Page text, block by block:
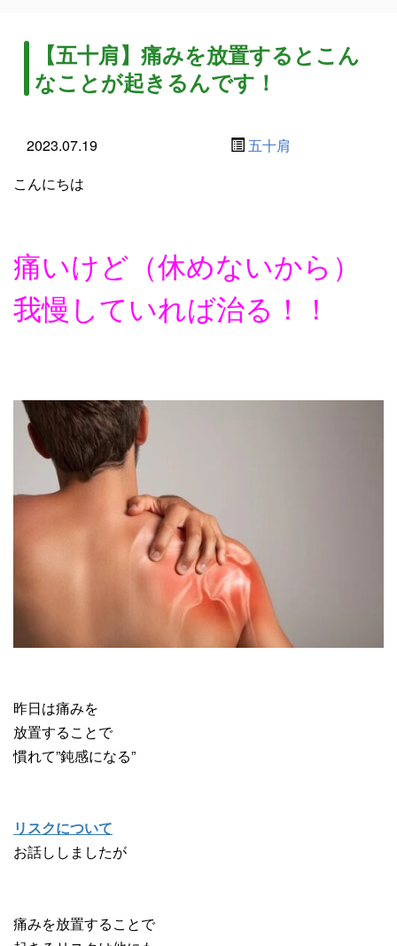
【五十肩】痛みを放置するとこん
なことが起きるんです！
2023.07.19
五十肩
こんにちは
痛いけど（休めないから）
我慢していれば治る！！
昨日は痛みを
放置することで
慣れて”鈍感になる”
リスクについて
お話ししましたが
痛みを放置することで